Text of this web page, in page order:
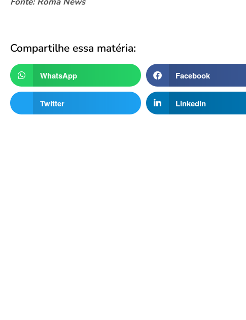
Compartilhe essa matéria:
WhatsApp Facebook
Twitter LinkedIn